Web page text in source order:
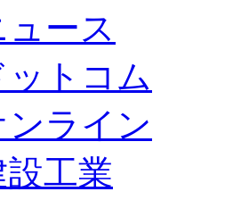
ース
ットコム
ライン
設工業